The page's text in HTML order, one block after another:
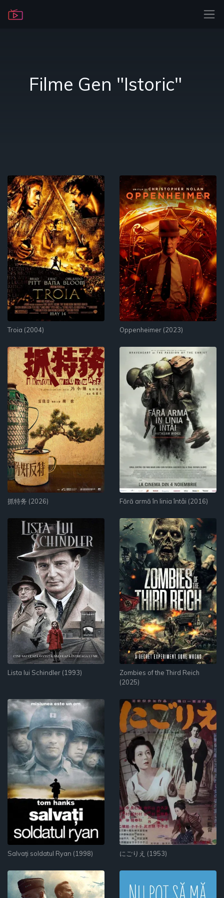
Filme Gen "Istoric"
Troia (2004) Oppenheimer (2023)
抓特务 (2026) Fără armă în linia întâi (2016)
Lista lui Schindler (1993)
Zombies of the Third Reich
(2025)
Salvați soldatul Ryan (1998) にごりえ (1953)